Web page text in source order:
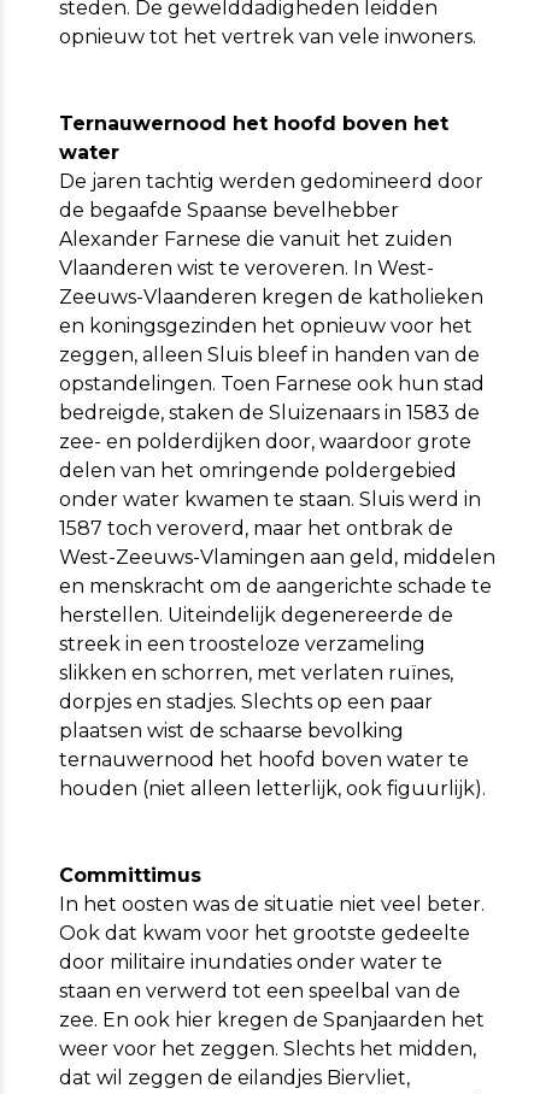
steden. De gewelddadigheden leidden
opnieuw tot het vertrek van vele inwoners.
Ternauwernood het hoofd boven het
water
De jaren tachtig werden gedomineerd door
de begaafde Spaanse bevelhebber
Alexander Farnese die vanuit het zuiden
Vlaanderen wist te veroveren. In West-
Zeeuws-Vlaanderen kregen de katholieken
en koningsgezinden het opnieuw voor het
zeggen, alleen Sluis bleef in handen van de
opstandelingen. Toen Farnese ook hun stad
bedreigde, staken de Sluizenaars in 1583 de
zee- en polderdijken door, waardoor grote
delen van het omringende poldergebied
onder water kwamen te staan. Sluis werd in
1587 toch veroverd, maar het ontbrak de
West-Zeeuws-Vlamingen aan geld, middelen
en menskracht om de aangerichte schade te
herstellen. Uiteindelijk degenereerde de
streek in een troosteloze verzameling
slikken en schorren, met verlaten ruïnes,
dorpjes en stadjes. Slechts op een paar
plaatsen wist de schaarse bevolking
ternauwernood het hoofd boven water te
houden (niet alleen letterlijk, ook figuurlijk).
Committimus
In het oosten was de situatie niet veel beter.
Ook dat kwam voor het grootste gedeelte
door militaire inundaties onder water te
staan en verwerd tot een speelbal van de
zee. En ook hier kregen de Spanjaarden het
weer voor het zeggen. Slechts het midden,
dat wil zeggen de eilandjes Biervliet,